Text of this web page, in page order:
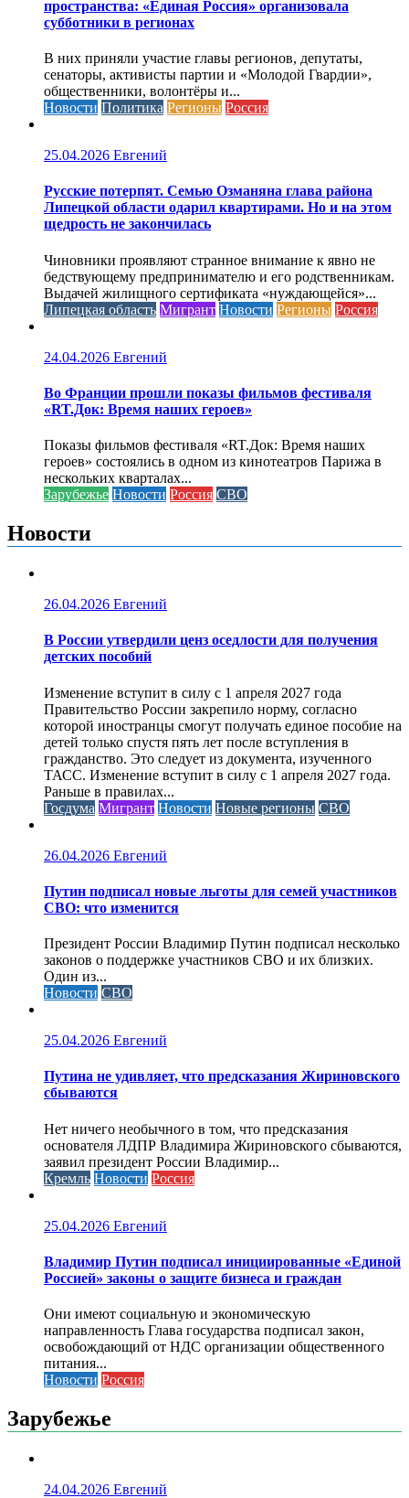
пространства: «Единая Россия» организовала
субботники в регионах
В них приняли участие главы регионов, депутаты,
сенаторы, активисты партии и «Молодой Гвардии»,
общественники, волонтёры и...
Новости Политика Регионы Россия
25.04.2026 Евгений
Русские потерпят. Семью Озманяна глава района
Липецкой области одарил квартирами. Но и на этом
щедрость не закончилась
Чиновники проявляют странное внимание к явно не
бедствующему предпринимателю и его родственникам.
Выдачей жилищного сертификата «нуждающейся»...
Липецкая область Мигрант Новости Регионы Россия
24.04.2026 Евгений
Во Франции прошли показы фильмов фестиваля
«RT.Док: Время наших героев»
Показы фильмов фестиваля «RT.Док: Время наших
героев» состоялись в одном из кинотеатров Парижа в
нескольких кварталах...
Зарубежье Новости Россия СВО
Новости
26.04.2026 Евгений
В России утвердили ценз оседлости для получения
детских пособий
Изменение вступит в силу с 1 апреля 2027 года
Правительство России закрепило норму, согласно
которой иностранцы смогут получать единое пособие на
детей только спустя пять лет после вступления в
гражданство. Это следует из документа, изученного
ТАСС. Изменение вступит в силу с 1 апреля 2027 года.
Раньше в правилах...
Госдума Мигрант Новости Новые регионы СВО
26.04.2026 Евгений
Путин подписал новые льготы для семей участников
СВО: что изменится
Президент России Владимир Путин подписал несколько
законов о поддержке участников СВО и их близких.
Один из...
Новости СВО
25.04.2026 Евгений
Путина не удивляет, что предсказания Жириновского
сбываются
Нет ничего необычного в том, что предсказания
основателя ЛДПР Владимира Жириновского сбываются,
заявил президент России Владимир...
Кремль Новости Россия
25.04.2026 Евгений
Владимир Путин подписал инициированные «Единой
Россией» законы о защите бизнеса и граждан
Они имеют социальную и экономическую
направленность Глава государства подписал закон,
освобождающий от НДС организации общественного
питания...
Новости Россия
Зарубежье
24.04.2026 Евгений